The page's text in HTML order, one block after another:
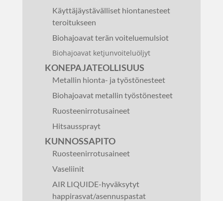
Käyttäjäystävälliset hiontanesteet
teroitukseen
Biohajoavat terän voiteluemulsiot
Biohajoavat ketjunvoiteluöljyt
KONEPAJATEOLLISUUS
Metallin hionta- ja työstönesteet
Biohajoavat metallin työstönesteet
Ruosteenirrotusaineet
Hitsaussprayt
KUNNOSSAPITO
Ruosteenirrotusaineet
Vaseliinit
AIR LIQUIDE-hyväksytyt
happirasvat/asennuspastat